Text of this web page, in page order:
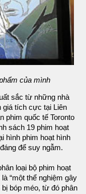
của mình
sắc từ những nhà
giá tích cực tại Liên
phim quốc tế Toronto
sách 19 phim hoạt
hình phim hoạt hình
để suy ngẫm.
loại bộ phim hoạt
“một thể nghiệm gây
bóp méo, từ đó phân